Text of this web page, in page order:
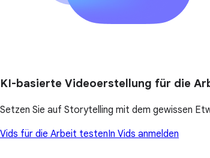
KI-basierte Videoerstellung für die
Setzen Sie auf Storytelling mit dem gewissen
Vids für die Arbeit testenIn Vids anmelden